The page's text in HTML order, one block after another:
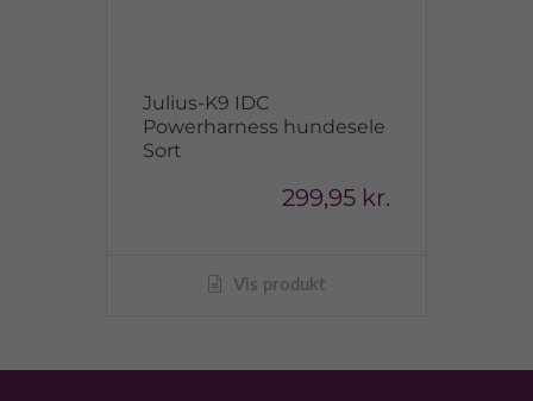
Julius-K9 IDC
Powerharness hundesele
Sort
299,95 kr.
Vis produkt